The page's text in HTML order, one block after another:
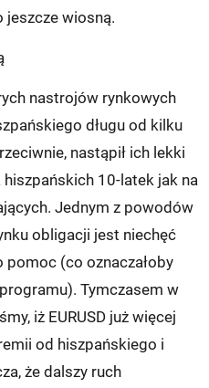
jeszcze wiosną.
nastrojów rynkowych
długu od kilku
nastąpił ich lekki
10-latek jak na
Jednym z powodów
obligacji jest niechęć
pomoc (co oznaczałoby
Tymczasem w
iż EURUSD już więcej
od hiszpańskiego i
że dalszy ruch